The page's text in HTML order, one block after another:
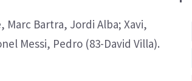
Marc Bartra, Jordi Alba; Xavi,
Messi, Pedro (83-David Villa).